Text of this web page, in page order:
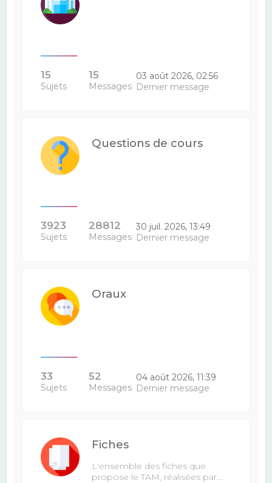
15
Sujets
15
Messages
03 août 2026, 02:56
Dernier message
Questions de cours
3923
Sujets
28812
Messages
30 juil. 2026, 13:49
Dernier message
Oraux
33
Sujets
52
Messages
04 août 2026, 11:39
Dernier message
Fiches
L'ensemble des fiches que
propose le TAM, réalisées par…